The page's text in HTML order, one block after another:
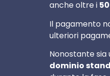
anche oltre i
Il pagamento
ulteriori
Nonostante
dominio